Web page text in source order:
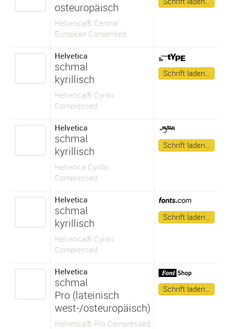
osteuropäisch
Helvetica® Central
European Condensed
Helvetica
schmal
kyrillisch
Helvetica® Cyrillic
Compressed
Schrift laden…
Helvetica
schmal
kyrillisch
Helvetica Cyrillic
Compressed
Schrift laden…
Helvetica
schmal
kyrillisch
Helvetica® Cyrillic
Compressed
Schrift laden…
Helvetica
schmal
Pro (lateinisch
west-/osteuropäisch)
Helvetica® Pro Compressed
Schrift laden…